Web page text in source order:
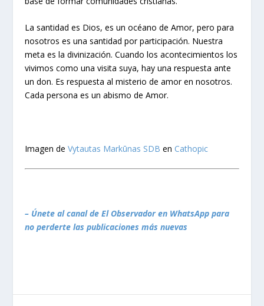
La santidad es Dios, es un océano de Amor, pero para
nosotros es una santidad por participación. Nuestra
meta es la divinización. Cuando los acontecimientos los
vivimos como una visita suya, hay una respuesta ante
un don. Es respuesta al misterio de amor en nosotros.
Cada persona es un abismo de Amor.
Imagen deVytautas Markūnas SDB en Cathopic
– Únete al canal de El Observador en WhatsApp para
no perderte las publicaciones más nuevas